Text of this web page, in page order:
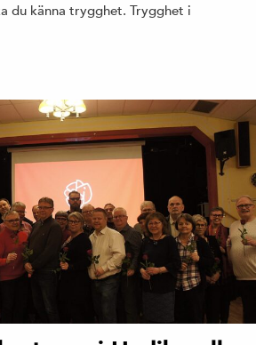
du känna trygghet. Trygghet i